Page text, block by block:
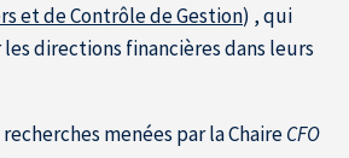
et de Contrôle de Gestion) , qui
les directions financières dans leurs
menées par la ChaireCFO